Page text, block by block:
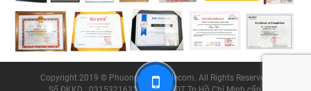
Copyright 2019 © Phuong Dung Telecom. All Rights Reserved.